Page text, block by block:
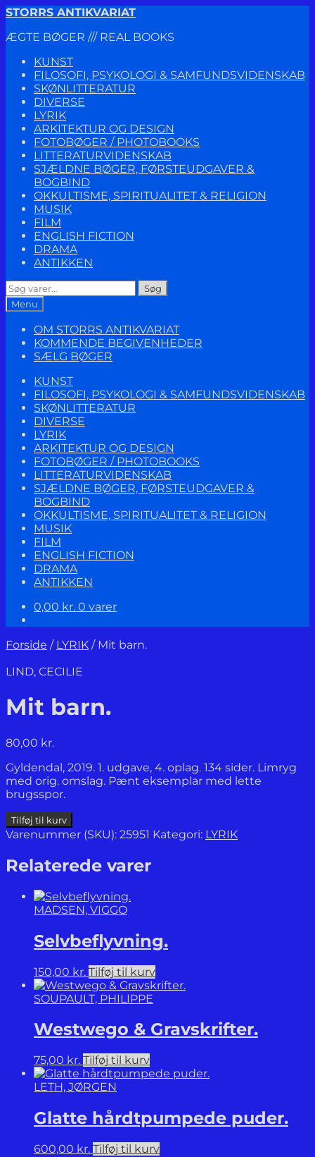
Spring
navigation
Spring
indhold
STORRS ANTIKVARIAT
ÆGTE BØGER /// REAL BOOKS
KUNST
FILOSOFI, PSYKOLOGI & SAMFUNDSVIDENSKAB
SKØNLITTERATUR
DIVERSE
LYRIK
ARKITEKTUR OG DESIGN
FOTOBØGER / PHOTOBOOKS
LITTERATURVIDENSKAB
SJÆLDNE BØGER, FØRSTEUDGAVER &
BOGBIND
OKKULTISME, SPIRITUALITET & RELIGION
MUSIK
FILM
ENGLISH FICTION
DRAMA
ANTIKKEN
Søg
efter:
Søg
Menu
OM STORRS ANTIKVARIAT
KOMMENDE BEGIVENHEDER
SÆLG BØGER
KUNST
FILOSOFI, PSYKOLOGI & SAMFUNDSVIDENSKAB
SKØNLITTERATUR
DIVERSE
LYRIK
ARKITEKTUR OG DESIGN
FOTOBØGER / PHOTOBOOKS
LITTERATURVIDENSKAB
SJÆLDNE BØGER, FØRSTEUDGAVER &
BOGBIND
OKKULTISME, SPIRITUALITET & RELIGION
MUSIK
FILM
ENGLISH FICTION
DRAMA
ANTIKKEN
0,00 kr. 0 varer
Forside / LYRIK / Mit barn.
LIND, CECILIE
Mit barn.
80,00 kr.
Gyldendal, 2019. 1. udgave, 4. oplag. 134 sider. Limryg
med orig. omslag. Pænt eksemplar med lette
brugsspor.
Mit barn.
antal
Tilføj til kurv
Varenummer (SKU): 25951 Kategori: LYRIK
Relaterede varer
MADSEN, VIGGO
Selvbeflyvning.
150,00 kr. Tilføj til kurv
SOUPAULT, PHILIPPE
Westwego & Gravskrifter.
75,00 kr. Tilføj til kurv
LETH, JØRGEN
Glatte hårdtpumpede puder.
600,00 kr. Tilføj til kurv